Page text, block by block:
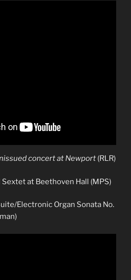
concert at Newport (RLR)
Sextet at Beethoven Hall (MPS)
Electronic Organ Sonata No.